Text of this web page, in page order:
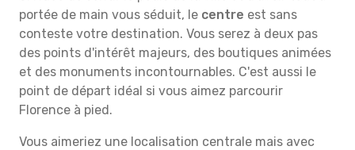
portée de main vous séduit, le centre est sans
conteste votre destination. Vous serez à deux pas
des points d'intérêt majeurs, des boutiques animées
et des monuments incontournables. C'est aussi le
point de départ idéal si vous aimez parcourir
Florence à pied.
Vous aimeriez une localisation centrale mais avec